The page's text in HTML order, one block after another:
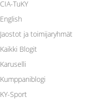
CIA-TuKY
English
Jaostot ja toimijaryhmät
Kaikki Blogit
Karuselli
Kumppaniblogi
KY-Sport